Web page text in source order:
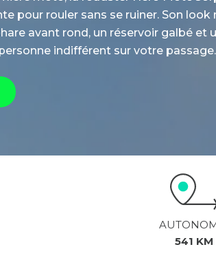
pour rouler sans se ruiner. Son look
avant rond, un réservoir galbé et
indifférent sur votre passage.
541 KM